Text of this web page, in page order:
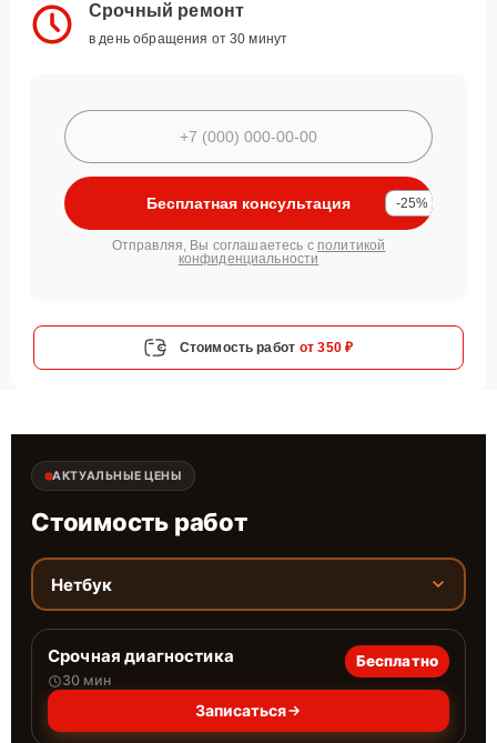
Срочный ремонт
в день обращения от 30 минут
Бесплатная консультация -25%
Отправляя, Вы соглашаетесь с политикой
конфиденциальности
Стоимость работ от 350 ₽
АКТУАЛЬНЫЕ ЦЕНЫ
Стоимость работ
Нетбук
Срочная диагностика
30 мин
Бесплатно
Записаться